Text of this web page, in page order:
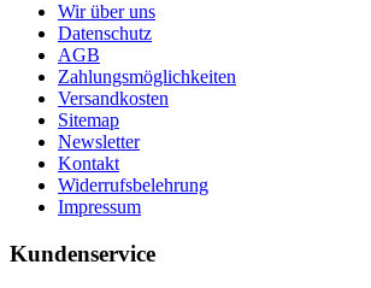
Wir über uns
Datenschutz
AGB
Zahlungsmöglichkeiten
Versandkosten
Sitemap
Newsletter
Kontakt
Widerrufsbelehrung
Impressum
Kundenservice